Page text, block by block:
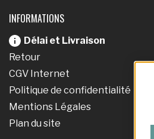
INFORMATIONS
Délai et Livraison
Retour
CGV Internet
Politique de confidentialité
Mentions Légales
Plan du site